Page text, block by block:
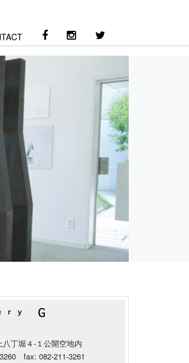
八丁堀４-１公開空地内
fax: 082-211-3261